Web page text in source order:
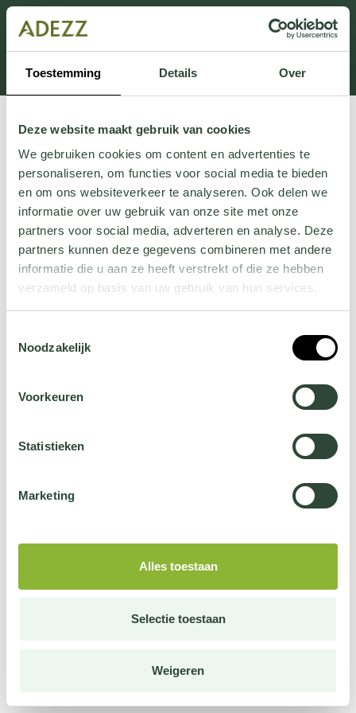
Toestemming Details Over
Deze website maakt gebruik van cookies
We gebruiken cookies om content en advertenties te
personaliseren, om functies voor social media te bieden
en om ons websiteverkeer te analyseren. Ook delen we
informatie over uw gebruik van onze site met onze
partners voor social media, adverteren en analyse. Deze
partners kunnen deze gegevens combineren met andere
informatie die u aan ze heeft verstrekt of die ze hebben
verzameld op basis van uw gebruik van hun services.
jehier.
Noodzakelijk
Voorkeuren
Statistieken
Marketing
Alles toestaan
Selectie toestaan
Weigeren
Dit onderdeel is momenteel in onderhoud.
Als je informatie mist kun je ons bellen +31 413 274
168 of mailen
Customersupport@adezz.com.